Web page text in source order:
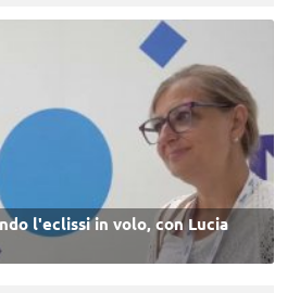
l'eclissi in volo, con Lucia